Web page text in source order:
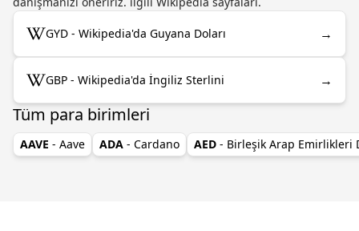
GYD - Wikipedia'da Guyana Doları →
GBP - Wikipedia'da İngiliz Sterlini →
Tüm para birimleri
AAVE - Aave ADA - Cardano AED - Birleşik Arap Emirlikleri